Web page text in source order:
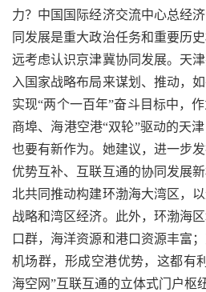
力？中国国际经济交流中心总经
同发展是重大政治任务和重要历
远考虑认识京津冀协同发展。天
入国家战略布局来谋划、推动，
实现“两个一百年”奋斗目标中，
商埠、海港空港“双轮”驱动的天
也要有新作为。她建议，进一步
优势互补、互联互通的协同发展
北共同推动构建环渤海大湾区，
战略和湾区经济。此外，环渤海
口群，海洋资源和港口资源丰富
机场群，形成空港优势，这都有
海空网”互联互通的立体式门户枢纽